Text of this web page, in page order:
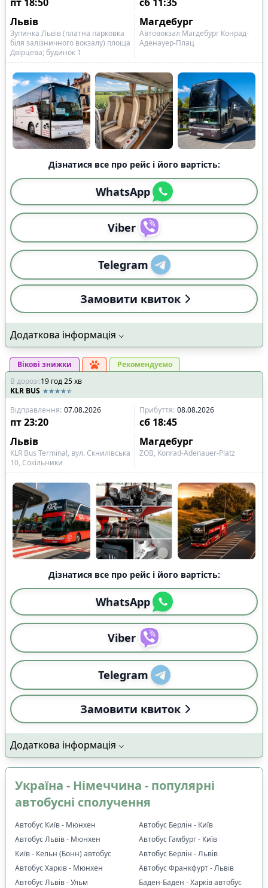
Скинути
Львів
Магдебург
Зупинка Львів (платна парковка
біля залізничного вокзалу) площа
Двірцева; будинок 1
Автовокзал Магдебург Конрад-
Аденауер-Плац
Дізнатися все про рейс і його вартість:
WhatsApp
Viber
Telegram
Замовити квиток
Додаткова інформація
Вікові знижки
Рекомендуємо
В дорозі:19 год25хв
KLR BUS
Відправлення: 07.08.2026 Прибуття: 08.08.2026
пт23:20 сб 18:45
Львів
Магдебург
KLR Bus Terminal, вул. Скнилівська
10, Сокільники
ZOB, Konrad-Adenauer-Platz
Дізнатися все про рейс і його вартість:
WhatsApp
Viber
Telegram
Замовити квиток
Додаткова інформація
Україна - Німеччина - популярні
автобусні сполучення
Автобус Київ - Мюнхен
Автобус Львів - Мюнхен
Київ - Кельн (Бонн) автобус
Автобус Харків - Мюнхен
Автобус Львів - Ульм
Автобус Берлін - Київ
Автобус Гамбург - Київ
Автобус Берлін - Львів
Автобус Франкфурт - Львів
Баден-Баден - Харків автобус